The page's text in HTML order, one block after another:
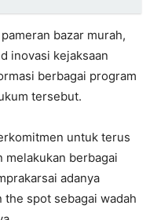
bazar murah,
inovasi kejaksaan
berbagai program
tersebut.
untuk terus
melakukan berbagai
adanya
spot sebagai wadah